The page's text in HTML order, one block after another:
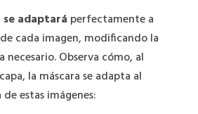
se adaptará perfectamente a
cada imagen, modificando la
necesario. Observa cómo, al
la máscara se adapta al
estas imágenes: